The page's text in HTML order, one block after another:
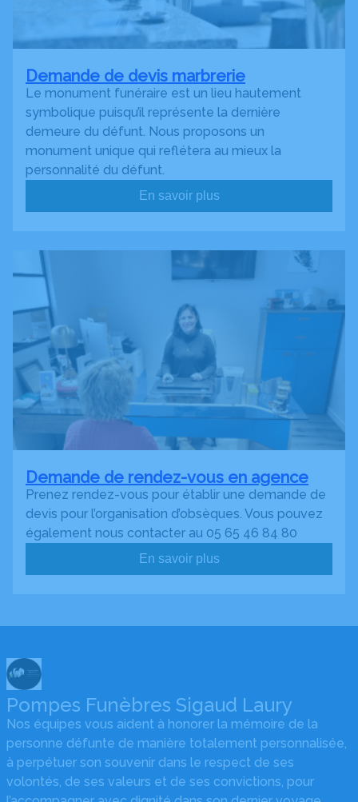
Demande de devis marbrerie
Le monument funéraire est un lieu hautement
symbolique puisqu’il représente la dernière
demeure du défunt. Nous proposons un
monument unique qui reflétera au mieux la
personnalité du défunt.
En savoir plus
Demande de rendez-vous en agence
Prenez rendez-vous pour établir une demande de
devis pour l’organisation d’obsèques. Vous pouvez
également nous contacter au 05 65 46 84 80
En savoir plus
Pompes Funèbres Sigaud Laury
Nos équipes vous aident à honorer la mémoire de la
personne défunte de manière totalement personnalisée,
à perpétuer son souvenir dans le respect de ses
volontés, de ses valeurs et de ses convictions, pour